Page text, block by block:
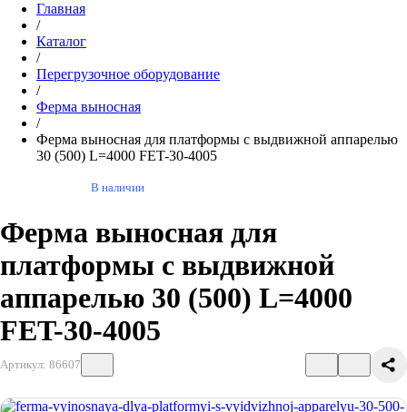
Главная
/
Каталог
/
Перегрузочное оборудование
/
Ферма выносная
/
Ферма выносная для платформы с выдвижной аппарелью
30 (500) L=4000 FET-30-4005
Ферма выносная для
платформы с выдвижной
аппарелью 30 (500) L=4000
FET-30-4005
В наличии
Артикул: 86607